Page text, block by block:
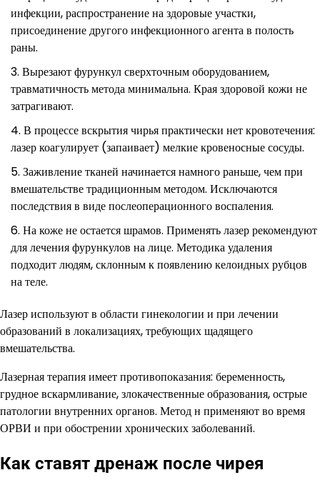
инфекции, распространение на здоровые участки,
присоединение другого инфекционного агента в полость
раны.
Вырезают фурункул сверхточным оборудованием,
травматичность метода минимальна. Края здоровой кожи не
затрагивают.
В процессе вскрытия чирья практически нет кровотечения:
лазер коагулирует (запаивает) мелкие кровеносные сосуды.
Заживление тканей начинается намного раньше, чем при
вмешательстве традиционным методом. Исключаются
последствия в виде послеоперационного воспаления.
На коже не остается шрамов. Применять лазер рекомендуют
для лечения фурункулов на лице. Методика удаления
подходит людям, склонным к появлению келоидных рубцов
на теле.
Лазер используют в области гинекологии и при лечении
образований в локализациях, требующих щадящего
вмешательства.
Лазерная терапия имеет противопоказания: беременность,
грудное вскармливание, злокачественные образования, острые
патологии внутренних органов. Метод н применяют во время
ОРВИ и при обострении хронических заболеваний.
Как ставят дренаж после чирея